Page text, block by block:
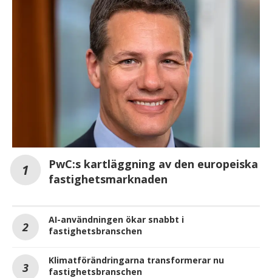
PwC:s kartläggning av den europeiska
fastighetsmarknaden
AI-användningen ökar snabbt i
fastighetsbranschen
Klimatförändringarna transformerar nu
fastighetsbranschen